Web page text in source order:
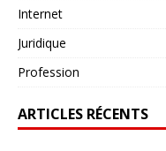
Internet
Juridique
Profession
ARTICLES RÉCENTS